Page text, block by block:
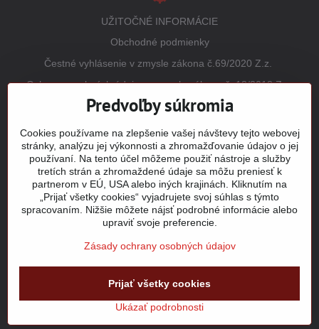
UŽITOČNÉ INFORMÁCIE
Obchodné podmienky
Čestné vyhlásenie v zmysle zákona č.69/2020 Z.z.
Ochrana osobných údajov v zmysle zákona č. 18/2018 Z.z.
(GDPR)
Vrátenie tovaru
Tabuľky veľkostí
Šitie a potlač odevov
Mapa stránky
©2026Copyright
Predvoľby súkromiaZásady ochrany osobných údajov
Stav objednávky
Vytvorené pomocou:BiznisWeb.sk
Predvoľby súkromia
Cookies používame na zlepšenie vašej návštevy tejto webovej
stránky, analýzu jej výkonnosti a zhromažďovanie údajov o jej
používaní. Na tento účel môžeme použiť nástroje a služby
tretích strán a zhromaždené údaje sa môžu preniesť k
partnerom v EÚ, USA alebo iných krajinách. Kliknutím na
„Prijať všetky cookies“ vyjadrujete svoj súhlas s týmto
spracovaním. Nižšie môžete nájsť podrobné informácie alebo
upraviť svoje preferencie.
Zásady ochrany osobných údajov
Ukázať podrobnosti
Prijať všetky cookies